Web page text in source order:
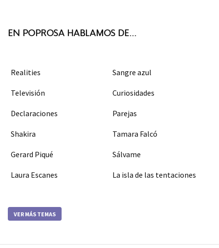
EN POPROSA HABLAMOS DE...
Realities Sangre azul
Televisión Curiosidades
Declaraciones Parejas
Shakira Tamara Falcó
Gerard Piqué Sálvame
Laura Escanes La isla de las tentaciones
VER MÁS TEMAS